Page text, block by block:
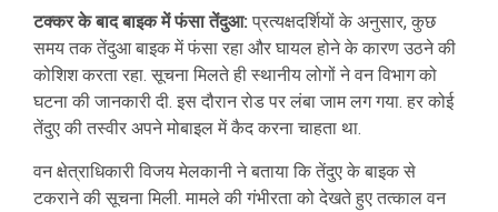
टक्कर के बाद बाइक में फंसा तेंदुआ: प्रत्यक्षदर्शियों के अनुसार, कुछ
समय तक तेंदुआ बाइक में फंसा रहा और घायल होने के कारण उठने की
कोशिश करता रहा. सूचना मिलते ही स्थानीय लोगों ने वन विभाग को
घटना की जानकारी दी. इस दौरान रोड पर लंबा जाम लग गया. हर कोई
तेंदुए की तस्वीर अपने मोबाइल में कैद करना चाहता था.
वन क्षेत्राधिकारी विजय मेलकानी ने बताया कि तेंदुए के बाइक से
टकराने की सूचना मिली. मामले की गंभीरता को देखते हुए तत्काल वन